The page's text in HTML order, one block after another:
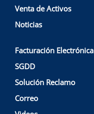
Venta de Activos
Noticias
Facturación Electrónica
SGDD
Solución Reclamo
Correo